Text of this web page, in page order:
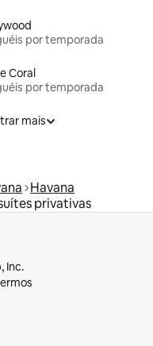
por temporada
Coral
por temporada
mais
Havana
privativas
Inc.